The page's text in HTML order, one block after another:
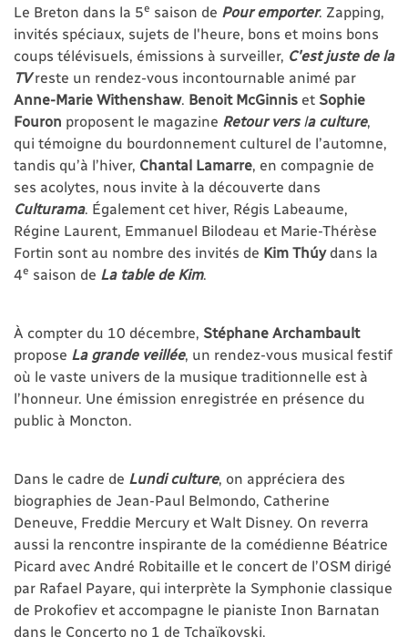
Le Breton dans la 5e saison de Pour emporter. Zapping,
invités spéciaux, sujets de l'heure, bons et moins bons
coups télévisuels, émissions à surveiller, C'est juste de la
TVreste un rendez-vous incontournable animé par
Anne-Marie Withenshaw. Benoit McGinnis et Sophie
Fouron proposent le magazine Retour versla culture,
qui témoigne du bourdonnement culturel de l’automne,
tandis qu’à l’hiver, Chantal Lamarre, en compagnie de
ses acolytes, nous invite à la découverte dans
Culturama. Également cet hiver, Régis Labeaume,
Régine Laurent, Emmanuel Bilodeau et Marie-Thérèse
Fortin sont au nombre des invités de Kim Thúydans la
4e saison de La table de Kim.
À compter du 10 décembre, Stéphane Archambault
propose La grande veillée, un rendez-vous musical festif
où le vaste univers de la musique traditionnelle est à
l’honneur. Une émission enregistrée en présence du
public à Moncton.
Dans le cadre de Lundi culture, on appréciera des
biographies de Jean-Paul Belmondo, Catherine
Deneuve, Freddie Mercury et Walt Disney. On reverra
aussi la rencontre inspirante de la comédienne Béatrice
Picard avec André Robitaille et le concert de l’OSM dirigé
par Rafael Payare, qui interprète la Symphonie classique
de Prokofiev et accompagne le pianiste Inon Barnatan
dans le Concerto no 1 de Tchaïkovski.